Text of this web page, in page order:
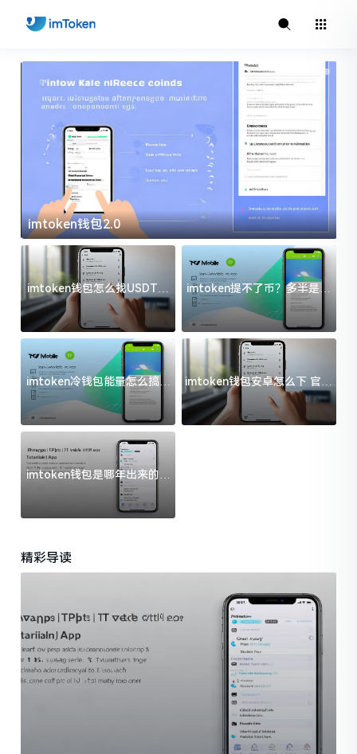
imtoken钱包2.0
imtoken钱包怎么找USDT地
址？三步搞定不踩坑
imtoken提不了币？多半是这
几件事没处理好
imtoken冷钱包能量怎么搞？
过来人告诉你门道
imtoken钱包安卓怎么下 官方
渠道避坑指南
imtoken钱包是哪年出来的？
一文给你说清楚
精彩导读